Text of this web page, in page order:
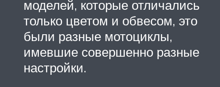
моделей, которые отличались
только цветом и обвесом, это
были разные мотоциклы,
имевшие совершенно разные
настройки.